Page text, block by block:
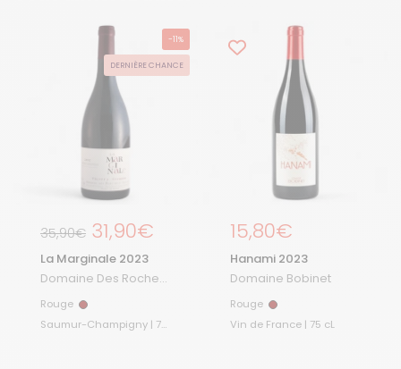
-11%
DERNIÈRE CHANCE
Prix de solde
35,90€ Prix régulier
31,90€
La Marginale 2023
Domaine Des Roches
Rouge Rouge
Saumur-Champigny | 75
Prix régulier
15,80€
Hanami 2023
Domaine Bobinet
Rouge Rouge
Vin de France | 75 cL